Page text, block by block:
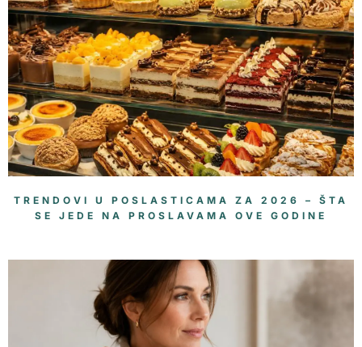
TRENDOVI U POSLASTICAMA ZA 2026 – ŠTA
SE JEDE NA PROSLAVAMA OVE GODINE